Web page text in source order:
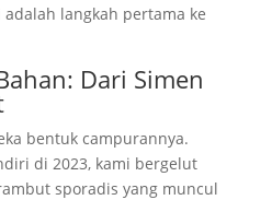
langkah pertama ke
Dari Simen
bentuk campurannya.
di 2023, kami bergelut
sporadis yang muncul